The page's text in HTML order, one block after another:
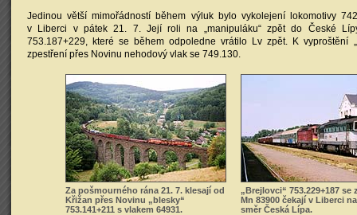
Jedinou větší mimořádností během výluk bylo vykolejení lokomotivy
v Liberci v pátek 21. 7. Její roli na „manipuláku“ zpět do České
753.187+229, které se během odpoledne vrátilo Lv zpět. K vyproštění
zpestření přes Novinu nehodový vlak se 749.130.
Za pošmourného rána 21. 7. klesají od
Křižan přes Novinu „blesky“
753.141+211 s vlakem 64931.
„Brejlovci“ 753.229+187 se
Mn 83900 čekají v Liberci
směr Česká Lípa.